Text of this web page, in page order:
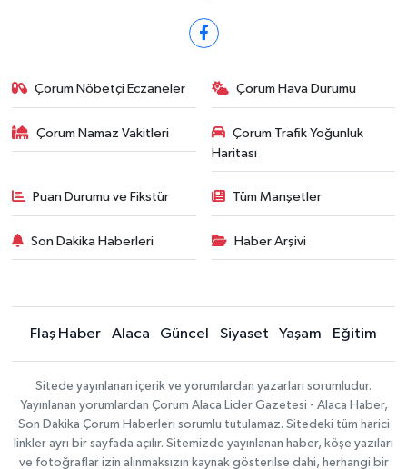
Çorum Nöbetçi Eczaneler Çorum Hava Durumu
Çorum Namaz Vakitleri
Çorum Trafik Yoğunluk
Haritası
Puan Durumu ve Fikstür Tüm Manşetler
Son Dakika Haberleri Haber Arşivi
Flaş Haber Alaca Güncel Siyaset Yaşam Eğitim
Sitede yayınlanan içerik ve yorumlardan yazarları sorumludur.
Yayınlanan yorumlardan Çorum Alaca Lider Gazetesi - Alaca Haber,
Son Dakika Çorum Haberleri sorumlu tutulamaz. Sitedeki tüm harici
linkler ayrı bir sayfada açılır. Sitemizde yayınlanan haber, köşe yazıları
ve fotoğraflar izin alınmaksızın kaynak gösterilse dahi, herhangi bir